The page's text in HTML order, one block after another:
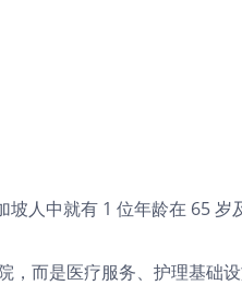
坡人中就有 1 位年龄在 65 岁
，而是医疗服务、护理基础